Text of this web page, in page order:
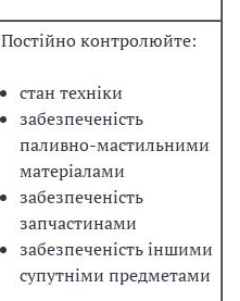
Постійно контролюйте:
стан техніки
забезпеченість
паливно-мастильними
матеріалами
забезпеченість
запчастинами
забезпеченість іншими
супутніми предметами